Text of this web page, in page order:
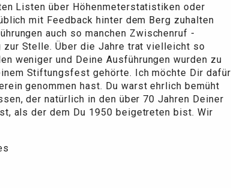
Listen über Höhenmeterstatistiken oder
mit Feedback hinter dem Berg zuhalten
auch so manchen Zwischenruf -
Stelle. Über die Jahre trat vielleicht so
weniger und Deine Ausführungen wurden zu
Stiftungsfest gehörte. Ich möchte Dir dafür
genommen hast. Du warst ehrlich bemüht
der natürlich in den über 70 Jahren Deiner
als der dem Du 1950 beigetreten bist. Wir